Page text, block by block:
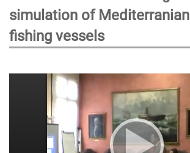
simulation of Mediterranian
fishing vessels